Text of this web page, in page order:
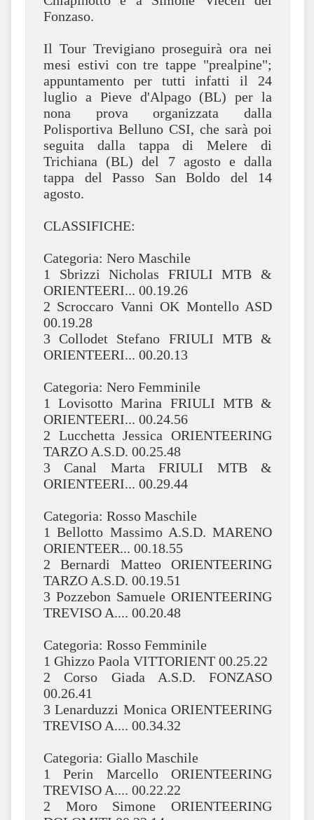
Fonzaso.
Il Tour Trevigiano proseguirà ora nei
mesi estivi con tre tappe "prealpine";
appuntamento per tutti infatti il 24
luglio a Pieve d'Alpago (BL) per la
nona prova organizzata dalla
Polisportiva Belluno CSI, che sarà poi
seguita dalla tappa di Melere di
Trichiana (BL) del 7 agosto e dalla
tappa del Passo San Boldo del 14
agosto.
CLASSIFICHE:
Categoria: Nero Maschile
1 Sbrizzi Nicholas FRIULI MTB &
ORIENTEERI... 00.19.26
2 Scroccaro Vanni OK Montello ASD
00.19.28
3 Collodet Stefano FRIULI MTB &
ORIENTEERI... 00.20.13
Categoria: Nero Femminile
1 Lovisotto Marina FRIULI MTB &
ORIENTEERI... 00.24.56
2 Lucchetta Jessica ORIENTEERING
TARZO A.S.D. 00.25.48
3 Canal Marta FRIULI MTB &
ORIENTEERI... 00.29.44
Categoria: Rosso Maschile
1 Bellotto Massimo A.S.D. MARENO
ORIENTEER... 00.18.55
2 Bernardi Matteo ORIENTEERING
TARZO A.S.D. 00.19.51
3 Pozzebon Samuele ORIENTEERING
TREVISO A.... 00.20.48
Categoria: Rosso Femminile
1 Ghizzo Paola VITTORIENT 00.25.22
2 Corso Giada A.S.D. FONZASO
00.26.41
3 Lenarduzzi Monica ORIENTEERING
TREVISO A.... 00.34.32
Categoria: Giallo Maschile
1 Perin Marcello ORIENTEERING
TREVISO A.... 00.22.22
2 Moro Simone ORIENTEERING